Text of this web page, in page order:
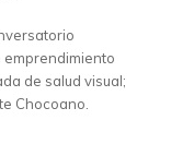
emprendimiento
de salud visual;
Chocoano.